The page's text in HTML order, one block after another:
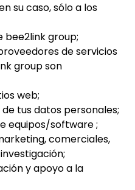
su caso, sólo a los
bee2link group;
de servicios
group son
web;
tus datos personales;
equipos/software ;
comerciales,
y apoyo a la